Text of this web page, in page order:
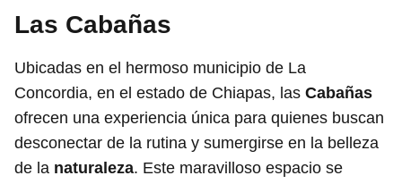
Las Cabañas
Ubicadas en el hermoso municipio de La
Concordia, en el estado de Chiapas, las Cabañas
ofrecen una experiencia única para quienes buscan
desconectar de la rutina y sumergirse en la belleza
de la naturaleza. Este maravilloso espacio se